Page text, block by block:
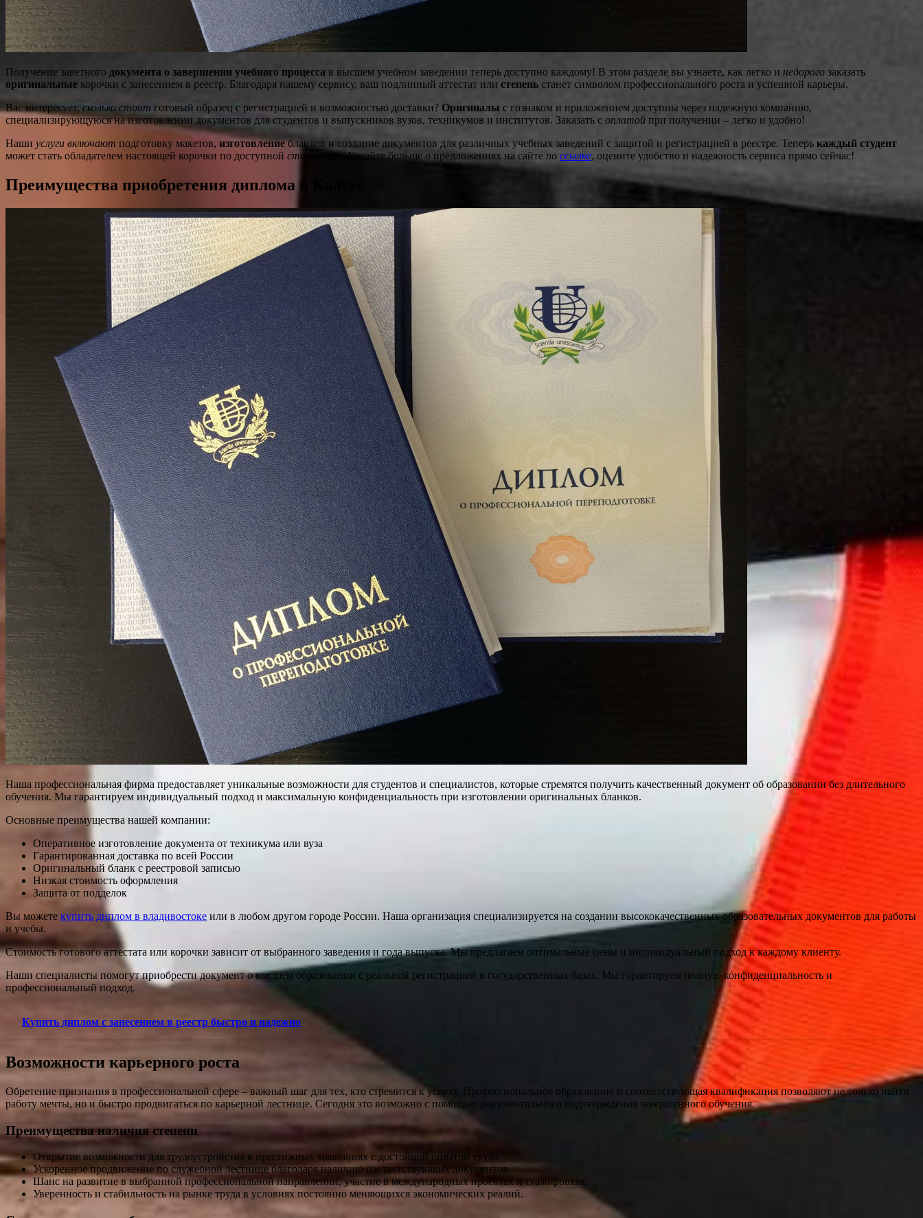
Получение заветного документа о завершении учебного процесса в высшем учебном заведении теперь доступно каждому! В этом разделе вы узнаете, как легко и недорого заказать
оригинальные корочки с занесением в реестр. Благодаря нашему сервису, ваш подлинный аттестат или степень станет символом профессионального роста и успешной карьеры.
Вас интересует, сколько стоит готовый образец с регистрацией и возможностью доставки? Оригиналы с гознаком и приложением доступны через надежную компанию,
специализирующуюся на изготовлении документов для студентов и выпускников вузов, техникумов и институтов. Заказать с оплатой при получении – легко и удобно!
Наши услуги включают подготовку макетов, изготовлениебланков и создание документов для различных учебных заведений с защитой и регистрацией в реестре. Теперь каждый студент
может стать обладателем настоящей корочки по доступной стоимости. Узнайте больше о предложениях на сайте по ссылке, оцените удобство и надежность сервиса прямо сейчас!
Преимущества приобретения диплома в Калуге
Наша профессиональная фирма предоставляет уникальные возможности для студентов и специалистов, которые стремятся получить качественный документ об образовании без длительного
обучения. Мы гарантируем индивидуальный подход и максимальную конфиденциальность при изготовлении оригинальных бланков.
Основные преимущества нашей компании:
Оперативное изготовление документа от техникума или вуза
Гарантированная доставка по всей России
Оригинальный бланк с реестровой записью
Низкая стоимость оформления
Защита от подделок
Вы можете купить диплом в владивостоке или в любом другом городе России. Наша организация специализируется на создании высококачественных образовательных документов для работы
и учебы.
Стоимость готового аттестата или корочки зависит от выбранного заведения и года выпуска. Мы предлагаем оптимальные цены и индивидуальный подход к каждому клиенту.
Наши специалисты помогут приобрести документ о высшем образовании с реальной регистрацией в государственных базах. Мы гарантируем полную конфиденциальность и
профессиональный подход.
Купить диплом с занесением в реестр быстро и надежно
Возможности карьерного роста
Обретение признания в профессиональной сфере – важный шаг для тех, кто стремится к успеху. Профессиональное образование и соответствующая квалификация позволяют не только найти
работу мечты, но и быстро продвигаться по карьерной лестнице. Сегодня это возможно с помощью документального подтверждения завершенного обучения.
Преимущества наличия степени
Открытие возможности для трудоустройства в престижных компаниях с достойной оплатой труда.
Ускоренное продвижение по служебной лестнице благодаря наличию соответствующих документов.
Шанс на развитие в выбранной профессиональной направлении, участие в международных проектах и стажировках.
Уверенность и стабильность на рынке труда в условиях постоянно меняющихся экономических реалий.